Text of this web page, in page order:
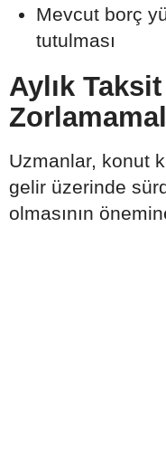
Mevcut borç
tutulması
Aylık
Uzmanlar, konut
gelir üzerinde
olmasının